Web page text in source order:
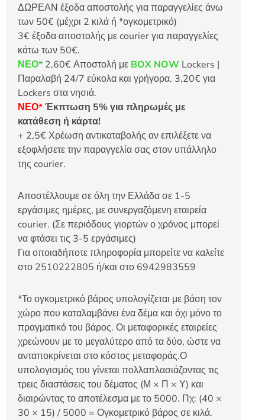
ΔΩΡΕΑΝ έξοδα αποστολής για παραγγελίες άνω
των 50€ (μέχρι 2 κιλά ή *ογκομετρικό)
3€ έξοδα αποστολής με courier για παραγγελίες
κάτω των 50€.
ΝΕΟ* 2,60€ Αποστολή με BOX NOW Lockers |
Παραλαβή 24/7 εύκολα και γρήγορα. 3,20€ για
Lockers στα νησιά.
ΝΕΟ*Έκπτωση 5% για πληρωμές με
κατάθεση ή κάρτα!
+ 2,5€ Χρέωση αντικαταβολής αν επιλέξετε να
εξοφλήσετε την παραγγελία σας στον υπάλληλο
της courier.
Αποστέλλουμε σε όλη την Ελλάδα σε 1-5
εργάσιμες ημέρες, με συνεργαζόμενη εταιρεία
courier. (Σε περιόδους γιορτών ο χρόνος μπορεί
να φτάσει τις 3-5 εργάσιμες)
Για οποιαδήποτε πληροφορία μπορείτε να καλείτε
στο 2510222805 ή/και στο 6942983559
*Το ογκομετρικό βάρος υπολογίζεται με βάση τον
χώρο που καταλαμβάνει ένα δέμα και όχι μόνο το
πραγματικό του βάρος. Οι μεταφορικές εταιρείες
χρεώνουν με το μεγαλύτερο από τα δύο, ώστε να
ανταποκρίνεται στο κόστος μεταφοράς.Ο
υπολογισμός του γίνεται πολλαπλασιάζοντας τις
τρεις διαστάσεις του δέματος (Μ × Π × Υ) και
διαιρώντας το αποτέλεσμα με το 5000. Πχ: (40 ×
30 × 15) / 5000 = Ογκομετρικό βάρος σε κιλά.